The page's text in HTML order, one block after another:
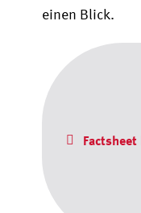
einen Blick.